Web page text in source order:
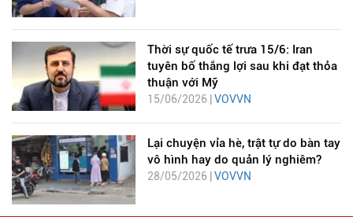
Thời sự quốc tế trưa 15/6: Iran
tuyên bố thắng lợi sau khi đạt thỏa
thuận với Mỹ
15/06/2026 | VOVVN
Lại chuyện vỉa hè, trật tự do bàn tay
vô hình hay do quản lý nghiêm?
28/05/2026 | VOVVN